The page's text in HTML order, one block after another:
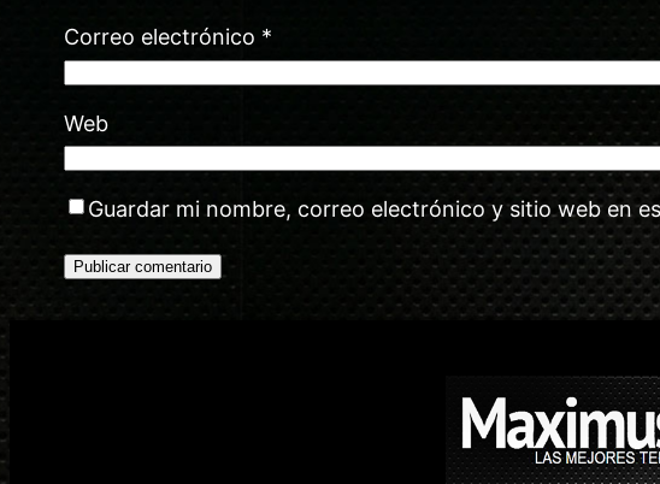
Correo electrónico *
Web
Guardar mi nombre, correo electrónico y sitio web en